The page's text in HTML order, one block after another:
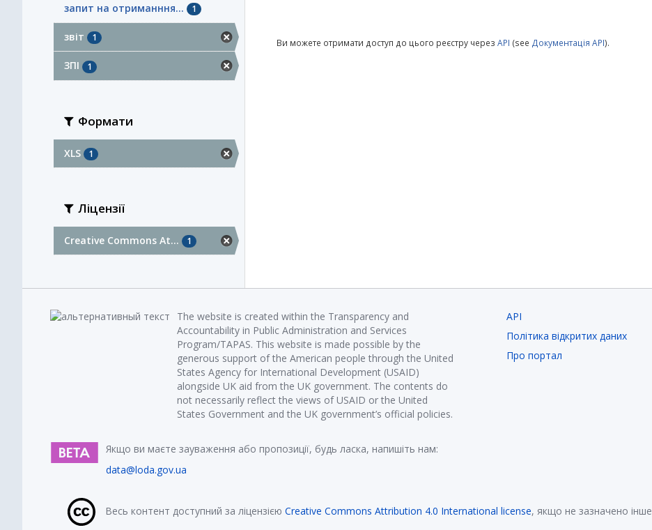
запит на отриманння... 1
звіт 1
ЗПІ 1
Формати
XLS 1
Ліцензії
Creative Commons At... 1
Ви можете отримати доступ до цього реєстру через API (see Документація API).
The website is created within the Transparency and
Accountability in Public Administration and Services
Program/TAPAS. This website is made possible by the
generous support of the American people through the United
States Agency for International Development (USAID)
alongside UK aid from the UK government. The contents do
not necessarily reflect the views of USAID or the United
States Government and the UK government’s official policies.
Якщо ви маєте зауваження або пропозиції, будь ласка, напишіть нам:
data@loda.gov.ua
API
Політика відкритих даних
Про портал
Весь контент доступний за ліцензією Creative Commons Attribution 4.0 International license, якщо не зазначено інше